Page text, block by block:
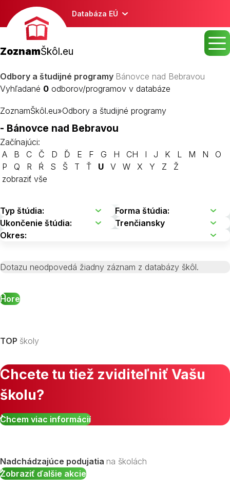
Databáza EÚ
ZoznamŠkôl.eu
Odbory a študijné programy Bánovce nad Bebravou
Vyhľadané 0 odborov/programov v databáze
ZoznamŠkôl.eu»Odbory a študijné programy
- Bánovce nad Bebravou
Začínajúci:
A
B C Č D Ď E F G H CH I J K L M N
O
P
Q R Ŕ S Š T Ť U V W X Y Z
Ž
zobraziť vše
Dotazu neodpovedá žiadny záznam z databázy škôl.
Hore
TOP školy
Chcete tu tiež zviditeľniť Vašu
školu?
Chcem viac informácií
Nadchádzajúce podujatia na školách
Zobraziť ďalšie akcie